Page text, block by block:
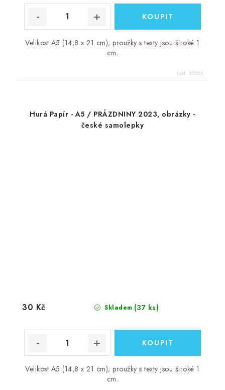
Velikost A5 (14,8 x 21 cm); proužky s texty jsou široké 1
cm.
Kód: 85655
Hurá Papír - A5 / PRÁZDNINY 2023, obrázky -
české samolepky
Skladem (37 ks)
30 Kč
Velikost A5 (14,8 x 21 cm); proužky s texty jsou široké 1
cm.